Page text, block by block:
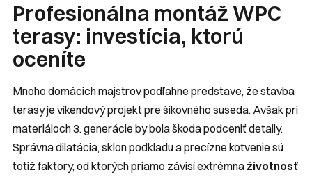
Profesionálna montáž WPC
terasy: investícia, ktorú
oceníte
Mnoho domácich majstrov podľahne predstave, že stavba
terasy je víkendový projekt pre šikovného suseda. Avšak pri
materiáloch 3. generácie by bola škoda podceniť detaily.
Správna dilatácia, sklon podkladu a precízne kotvenie sú
totiž faktory, od ktorých priamo závisí extrémna životnosť